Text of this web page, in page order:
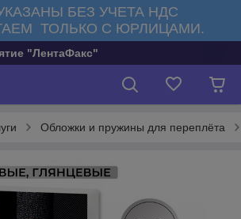
БЕЗ УЧЕТА НДС
ТОЛЬКО С ЮРЛИЦАМИ.
"ЛентаФакс"
Обложки и пружины для переплёта